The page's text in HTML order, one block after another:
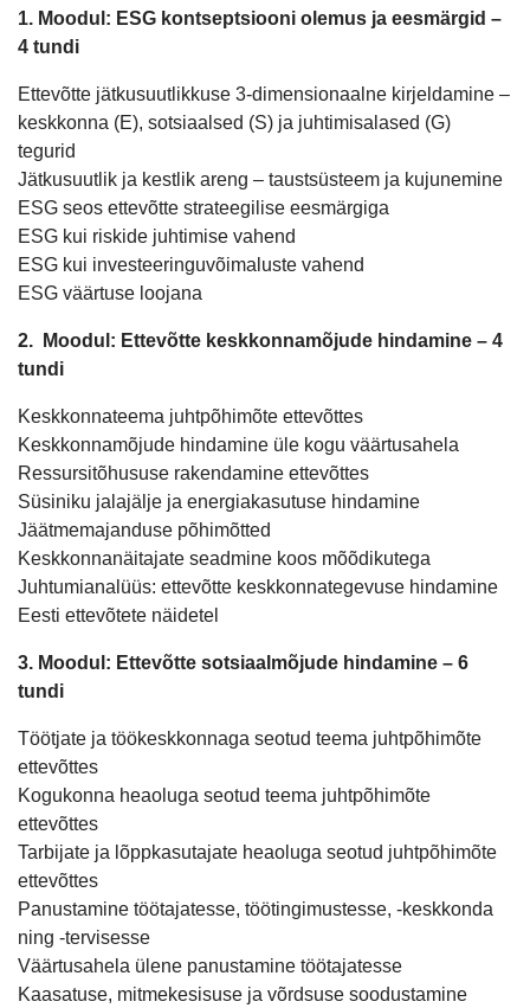
1. Moodul: ESG kontseptsiooni olemus ja eesmärgid –
4 tundi
Ettevõtte jätkusuutlikkuse 3-dimensionaalne kirjeldamine –
keskkonna (E), sotsiaalsed (S) ja juhtimisalased (G)
tegurid
Jätkusuutlik ja kestlik areng – taustsüsteem ja kujunemine
ESG seos ettevõtte strateegilise eesmärgiga
ESG kui riskide juhtimise vahend
ESG kui investeeringuvõimaluste vahend
ESG väärtuse loojana
2. Moodul: Ettevõtte keskkonnamõjude hindamine – 4
tundi
Keskkonnateema juhtpõhimõte ettevõttes
Keskkonnamõjude hindamine üle kogu väärtusahela
Ressursitõhususe rakendamine ettevõttes
Süsiniku jalajälje ja energiakasutuse hindamine
Jäätmemajanduse põhimõtted
Keskkonnanäitajate seadmine koos mõõdikutega
Juhtumianalüüs: ettevõtte keskkonnategevuse hindamine
Eesti ettevõtete näidetel
3. Moodul: Ettevõtte sotsiaalmõjude hindamine – 6
tundi
Töötjate ja töökeskkonnaga seotud teema juhtpõhimõte
ettevõttes
Kogukonna heaoluga seotud teema juhtpõhimõte
ettevõttes
Tarbijate ja lõppkasutajate heaoluga seotud juhtpõhimõte
ettevõttes
Panustamine töötajatesse, töötingimustesse, -keskkonda
ning -tervisesse
Väärtusahela ülene panustamine töötajatesse
Kaasatuse, mitmekesisuse ja võrdsuse soodustamine